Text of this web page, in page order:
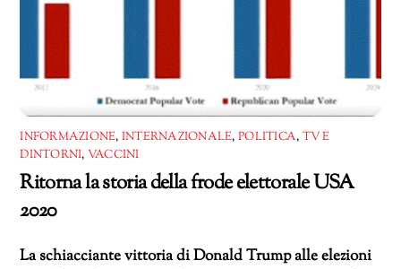
INFORMAZIONE, INTERNAZIONALE, POLITICA, TV E
DINTORNI, VACCINI
Ritorna la storia della frode elettorale USA
2020
La schiacciante vittoria di Donald Trump alle elezioni